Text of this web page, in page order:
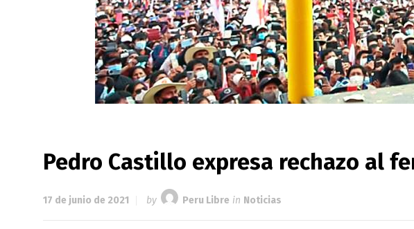
Pedro Castillo expresa rechazo al
17 de junio de 2021 by Peru Libre in Noticias